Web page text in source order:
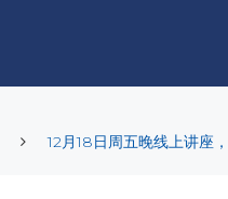
12月18日周五晚线上讲座